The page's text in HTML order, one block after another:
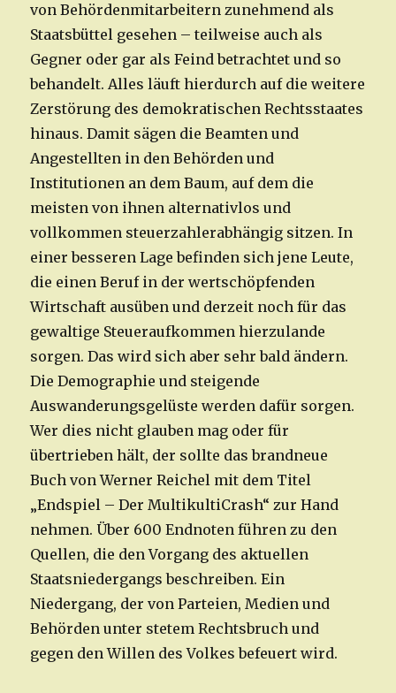
von Behördenmitarbeitern zunehmend als
Staatsbüttel gesehen – teilweise auch als
Gegner oder gar als Feind betrachtet und so
behandelt. Alles läuft hierdurch auf die weitere
Zerstörung des demokratischen Rechtsstaates
hinaus. Damit sägen die Beamten und
Angestellten in den Behörden und
Institutionen an dem Baum, auf dem die
meisten von ihnen alternativlos und
vollkommen steuerzahlerabhängig sitzen. In
einer besseren Lage befinden sich jene Leute,
die einen Beruf in der wertschöpfenden
Wirtschaft ausüben und derzeit noch für das
gewaltige Steueraufkommen hierzulande
sorgen. Das wird sich aber sehr bald ändern.
Die Demographie und steigende
Auswanderungsgelüste werden dafür sorgen.
Wer dies nicht glauben mag oder für
übertrieben hält, der sollte das brandneue
Buch von Werner Reichel mit dem Titel
„Endspiel – Der MultikultiCrash“ zur Hand
nehmen. Über 600 Endnoten führen zu den
Quellen, die den Vorgang des aktuellen
Staatsniedergangs beschreiben. Ein
Niedergang, der von Parteien, Medien und
Behörden unter stetem Rechtsbruch und
gegen den Willen des Volkes befeuert wird.